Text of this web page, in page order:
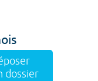
dossier